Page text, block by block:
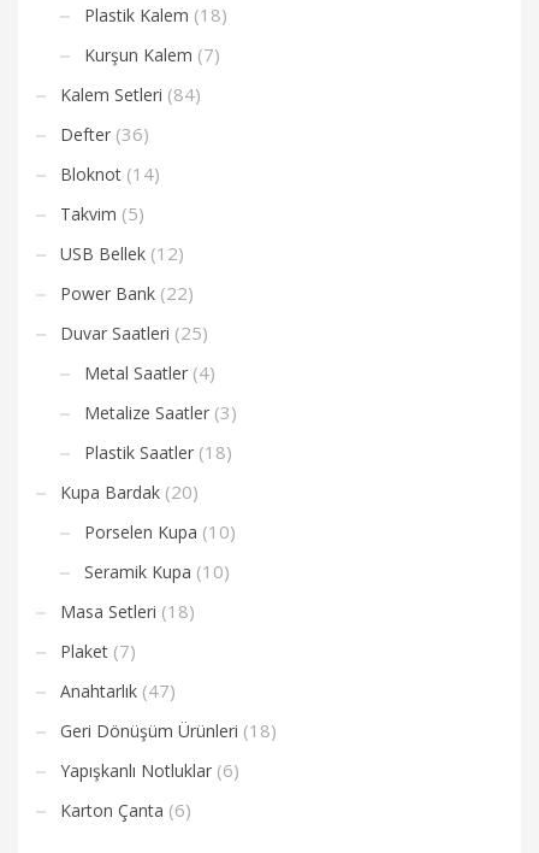
Plastik Kalem (18)
Kurşun Kalem (7)
Kalem Setleri (84)
Defter (36)
Bloknot (14)
Takvim (5)
USB Bellek (12)
Power Bank (22)
Duvar Saatleri (25)
Metal Saatler (4)
Metalize Saatler (3)
Plastik Saatler (18)
Kupa Bardak (20)
Porselen Kupa (10)
Seramik Kupa (10)
Masa Setleri (18)
Plaket (7)
Anahtarlık (47)
Geri Dönüşüm Ürünleri (18)
Yapışkanlı Notluklar (6)
Karton Çanta (6)